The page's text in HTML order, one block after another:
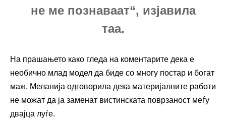
не ме познаваат“, изјавила
таа.
На прашањето како гледа на коментарите дека е
необично млад модел да биде со многу постар и богат
маж, Меланија одговорила дека материјалните работи
не можат да ја заменат вистинската поврзаност меѓу
двајца луѓе.